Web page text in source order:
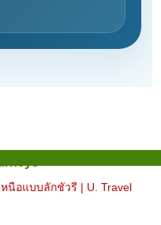
นือแบบลักชัวรี | U. Travel